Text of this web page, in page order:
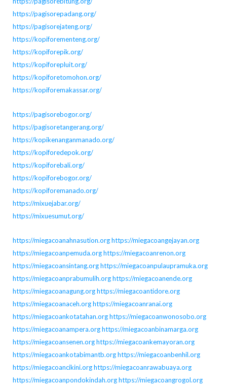
https://pagisorepadang.org/
https://pagisorejateng.org/
https://kopiforementeng.org/
https://kopiforepik.org/
https://kopiforepluit.org/
https://kopiforetomohon.org/
https://kopiforemakassar.org/
https://pagisorebogor.org/
https://pagisoretangerang.org/
https://kopikenanganmanado.org/
https://kopiforedepok.org/
https://kopiforebali.org/
https://kopiforebogor.org/
https://kopiforemanado.org/
https://mixuejabar.org/
https://mixuesumut.org/
https://miegacoanahnasution.orghttps://miegacoangejayan.org
https://miegacoanpemuda.orghttps://miegacoanrenon.org
https://miegacoansintang.orghttps://miegacoanpulaupramuka.org
https://miegacoanprabumulih.orghttps://miegacoanende.org
https://miegacoanagung.orghttps://miegacoantidore.org
https://miegacoanaceh.orghttps://miegacoanranai.org
https://miegacoankotatahan.orghttps://miegacoanwonosobo.org
https://miegacoanampera.orghttps://miegacoanbinamarga.org
https://miegacoansenen.orghttps://miegacoankemayoran.org
https://miegacoankotabimantb.orghttps://miegacoanbenhil.org
https://miegacoancikini.orghttps://miegacoanrawabuaya.org
https://miegacoanpondokindah.orghttps://miegacoangrogol.org